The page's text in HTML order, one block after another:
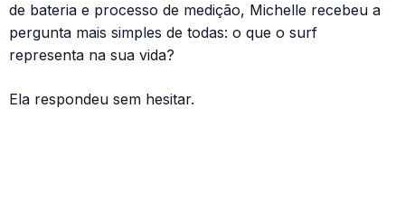
de bateria e processo de medição, Michelle recebeu a
pergunta mais simples de todas: o que o surf
representa na sua vida?
Ela respondeu sem hesitar.